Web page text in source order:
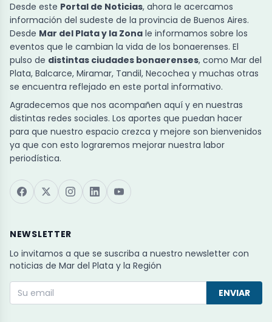
Desde este Portal de Noticias, ahora le acercamos
información del sudeste de la provincia de Buenos Aires.
Desde Mar del Plata y la Zona le informamos sobre los
eventos que le cambian la vida de los bonaerenses. El
pulso de distintas ciudades bonaerenses, como Mar del
Plata, Balcarce, Miramar, Tandil, Necochea y muchas otras
se encuentra reflejado en este portal informativo.
Agradecemos que nos acompañen aquí y en nuestras
distintas redes sociales. Los aportes que puedan hacer
para que nuestro espacio crezca y mejore son bienvenidos
ya que con esto lograremos mejorar nuestra labor
periodística.
NEWSLETTER
Lo invitamos a que se suscriba a nuestro newsletter con
noticias de Mar del Plata y la Región
ENVIAR